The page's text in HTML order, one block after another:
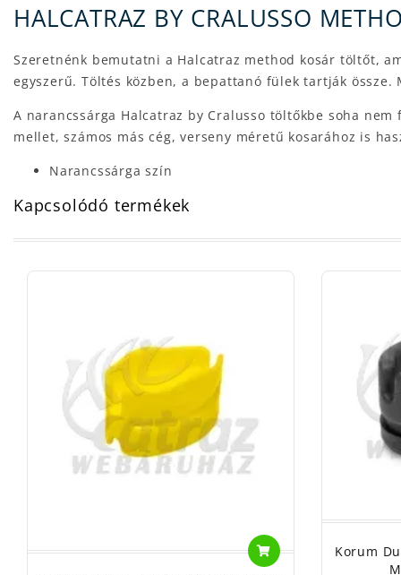
HALCATRAZ BY CRALUSSO
Szeretnénk bemutatni a Halcatraz method kosár töltőt,
egyszerű. Töltés közben, a bepattanó fülek tartják
A narancssárga Halcatraz by Cralusso töltőkbe soha
mellet, számos más cég, verseny méretű kosarához is
Narancssárga szín
Kapcsolódó termékek
Korum